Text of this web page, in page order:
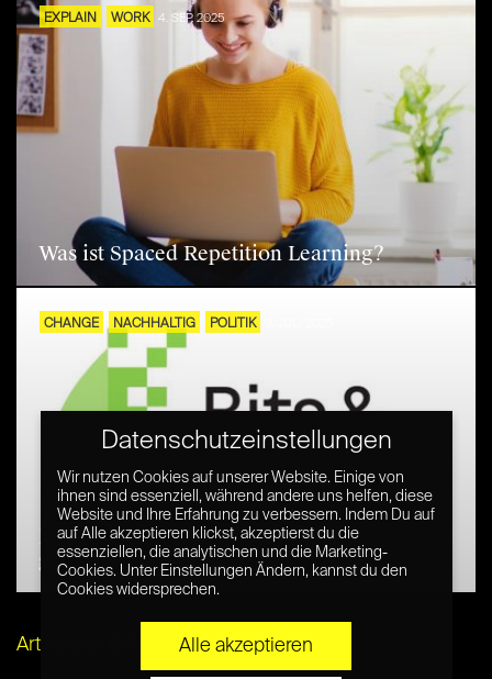
EXPLAIN WORK 4. SEP. 2025
Was ist Spaced Repetition Learning?
CHANGE NACHHALTIG POLITIK
Bits & Bäume: Gemeinsam zur sozial-
gerechten Digitalisierung
Artikel per E-Mail verschicken
Datenschutzeinstellungen
Wir nutzen Cookies auf unserer Website. Einige von
ihnen sind essenziell, während andere uns helfen, diese
Website und Ihre Erfahrung zu verbessern. Indem Du auf
auf Alle akzeptieren klickst, akzeptierst du die
essenziellen, die analytischen und die Marketing-
Cookies. Unter Einstellungen Ändern, kannst du den
Cookies widersprechen.
Alle akzeptieren